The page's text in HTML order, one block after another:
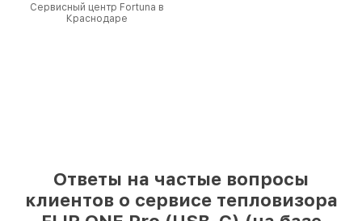
Сервисный центр Fortuna в
Краснодаре
Ответы на частые вопросы
клиентов о сервисе тепловизора